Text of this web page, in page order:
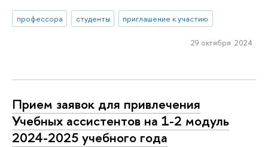
профессора студенты приглашение к участию
29 октября 2024
Прием заявок для привлечения
Учебных ассистентов на 1-2 модуль
2024-2025 учебного года